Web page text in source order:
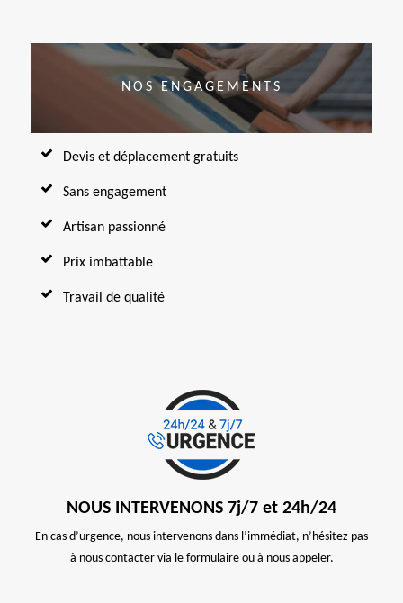
NOS ENGAGEMENTS
Devis et déplacement gratuits
Sans engagement
Artisan passionné
Prix imbattable
Travail de qualité
NOUS INTERVENONS 7j/7 et 24h/24
En cas d’urgence, nous intervenons dans l’immédiat, n’hésitez pas
à nous contacter via le formulaire ou à nous appeler.